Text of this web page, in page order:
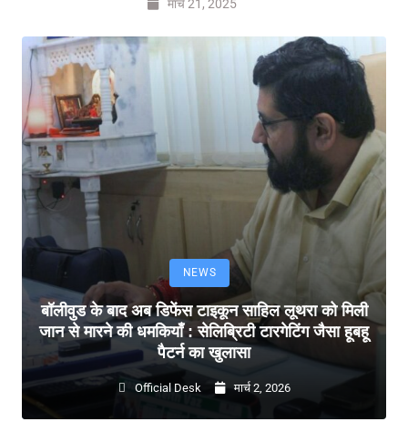
मार्च 21, 2025
NEWS
बॉलीवुड के बाद अब डिफेंस टाइकून साहिल लूथरा को मिली
जान से मारने की धमकियाँ : सेलिब्रिटी टारगेटिंग जैसा हूबहू
पैटर्न का खुलासा
Official Desk मार्च 2, 2026